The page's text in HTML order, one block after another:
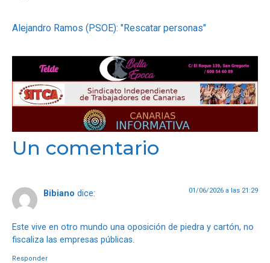
Alejandro Ramos (PSOE): "Rescatar personas"
Un comentario
Bibiano dice: 01/06/2026 a las 21:29
Este vive en otro mundo una oposición de piedra y cartón, no
fiscaliza las empresas públicas.
Responder